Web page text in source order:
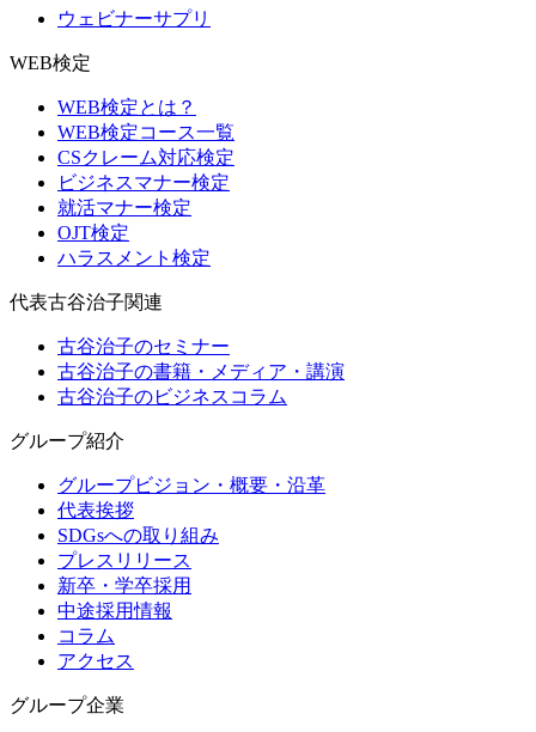
ウェビナーサプリ
WEB検定
WEB検定とは？
WEB検定コース一覧
CSクレーム対応検定
ビジネスマナー検定
就活マナー検定
OJT検定
ハラスメント検定
代表古谷治子関連
古谷治子のセミナー
古谷治子の書籍・メディア・講演
古谷治子のビジネスコラム
グループ紹介
グループビジョン・概要・沿革
代表挨拶
SDGsへの取り組み
プレスリリース
新卒・学卒採用
中途採用情報
コラム
アクセス
グループ企業